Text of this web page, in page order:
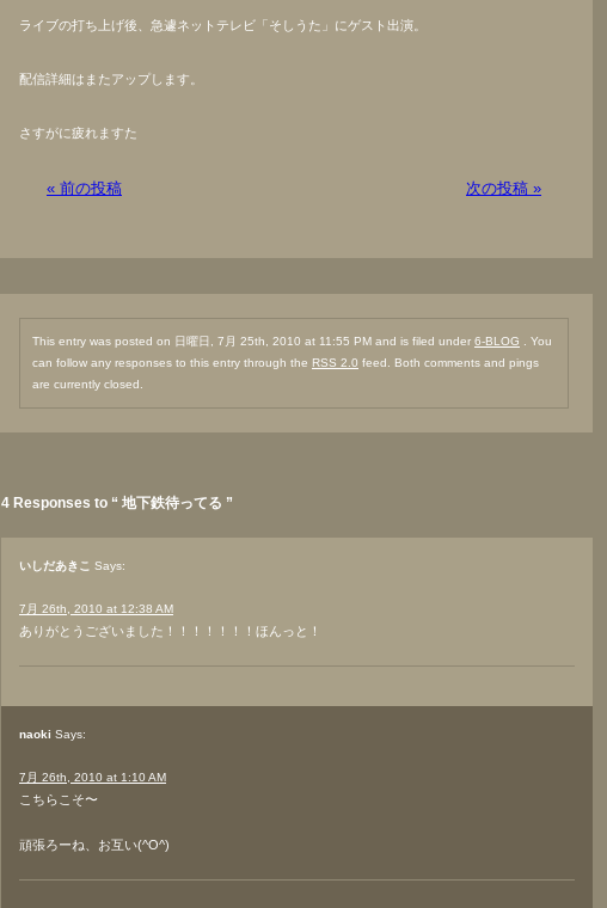
ライブの打ち上げ後、急遽ネットテレビ「そしうた」にゲスト出演。
配信詳細はまたアップします。
さすがに疲れますた
« 前の投稿 次の投稿 »
This entry was posted on 日曜日, 7月 25th, 2010 at 11:55 PM and is filed under 6-BLOG . You
can follow any responses to this entry through the RSS 2.0 feed. Both comments and pings
are currently closed.
4 Responses to “ 地下鉄待ってる ”
いしだあきこ Says:
7月 26th, 2010 at 12:38 AM
ありがとうございました！！！！！！！ほんっと！
naoki Says:
7月 26th, 2010 at 1:10 AM
こちらこそ〜
頑張ろーね、お互い(^O^)